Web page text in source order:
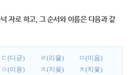
자로 하고, 그 순서와 이름은 다음과 같
ㄷ(디귿) ㄹ(리을)
ㅁ(미음)
ㅇ(이응) ㅈ(지읒)
ㅊ(치읓)